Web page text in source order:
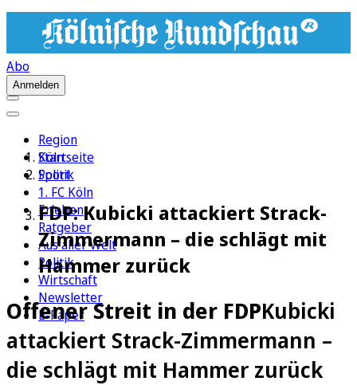
Abo
Anmelden
Region
Köln
Sport
1. FC Köln
Erleben
Ratgeber
Aus aller Welt
Politik
Wirtschaft
Newsletter
E-Paper
Startseite
Politik
FDP: Kubicki attackiert Strack-
Zimmermann – die schlägt mit
Hammer zurück
Offener Streit in der FDPKubicki
attackiert Strack-Zimmermann –
die schlägt mit Hammer zurück